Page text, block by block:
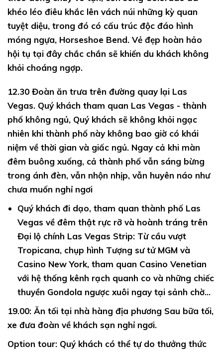
khéo léo điêu khắc lên vách núi những kỳ quan
tuyệt diệu, trong đó có cấu trúc độc đáo hình
móng ngựa, Horseshoe Bend. Vẻ đẹp hoàn hảo
hội tụ tại đây chắc chắn sẽ khiến du khách không
khỏi choáng ngợp.
12.30 Đoàn ăn trưa trên đường quay lại Las
Vegas. Quý khách tham quan Las Vegas - thành
phố không ngủ, Quý khách sẽ không khỏi ngạc
nhiên khi thành phố này không bao giờ có khái
niệm về thời gian và giấc ngủ. Ngay cả khi màn
đêm buông xuống, cả thành phố vẫn sáng bừng
trong ánh đèn, vẫn nhộn nhịp, vẫn huyên náo như
chưa muốn nghỉ ngơi
Quý khách đi dạo, tham quan thành phố Las
Vegas về đêm thật rực rỡ và hoành tráng trên
Đại lộ chính Las Vegas Strip: Từ cầu vượt
Tropicana, chụp hình Tượng sư tử MGM và
Casino New York, tham quan Casino Venetian
với hệ thống kênh rạch quanh co và những chiếc
thuyền Gondola ngược xuôi ngay tại sảnh chờ…
19.00: Ăn tối tại nhà hàng địa phương Sau bữa tối,
xe đưa đoàn về khách sạn nghỉ ngơi.
Option tour: Quý khách có thể tự do thưởng thức